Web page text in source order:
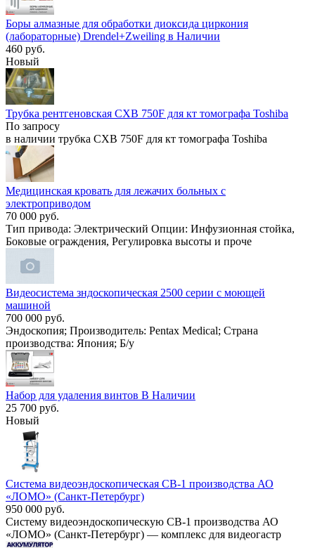
Боры алмазные для обработки диоксида циркония
(лабораторные) Drendel+Zweiling в Наличии
460 руб.
Новый
Трубка рентгеновская CXB 750F для кт томографа Toshiba
По запросу
в наличии трубка CXB 750F для кт томографа Toshiba
Медицинская кровать для лежачих больных с
электроприводом
70 000 руб.
Тип привода: Электрический Опции: Инфузионная стойка,
Боковые ограждения, Регулировка высоты и проче
Видеосистема зндоскопическая 2500 серии с моющей
машиной
700 000 руб.
Эндоскопия; Производитель: Pentax Medical; Страна
производства: Япония; Б/у
Набор для удаления винтов В Наличии
25 700 руб.
Новый
Система видеоэндоскопическая СВ-1 производства АО
«ЛОМО» (Санкт-Петербург)
950 000 руб.
Систему видеоэндоскопическую СВ-1 производства АО
«ЛОМО» (Санкт-Петербург) — комплекс для видеогастр